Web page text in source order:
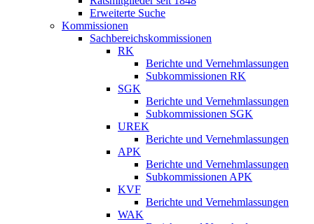
Erweiterte Suche
Kommissionen
Sachbereichskommissionen
RK
Berichte und Vernehmlassungen
Subkommissionen RK
SGK
Berichte und Vernehmlassungen
Subkommissionen SGK
UREK
Berichte und Vernehmlassungen
APK
Berichte und Vernehmlassungen
Subkommissionen APK
KVF
Berichte und Vernehmlassungen
WAK